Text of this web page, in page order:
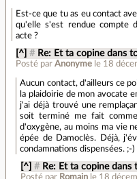
Est-ce que tu as eu contact
qu'elle s'est rendue compte
acte ?
[^] # Re: Et ta copine dans
Posté parAnonyme le 18
Aucun contact, d'ailleurs ce
la plaidoirie de mon avocate
j'ai déjà trouvé une
soit terminé me fait
d'oxygène, au moins ma vie
épée de Damoclès. Déjà,
condamnations dispensées. ;-)
[^] # Re: Et ta copine dans
Posté par Romain le 18